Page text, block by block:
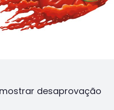
desaprovação